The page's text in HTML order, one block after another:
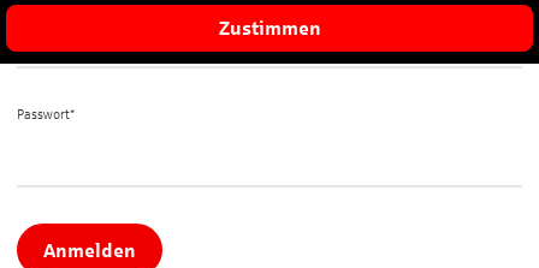
Passwort*
Anmelden
Zustimmen